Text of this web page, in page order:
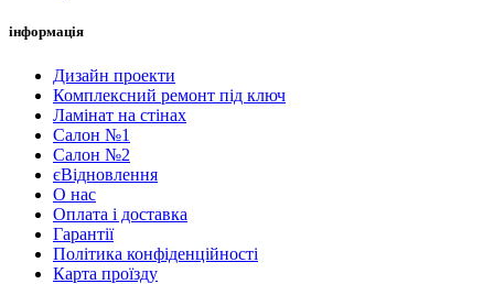
інформація
Дизайн проекти
Комплексний ремонт під ключ
Ламінат на стінах
Салон №1
Салон №2
єВідновлення
О нас
Оплата і доставка
Гарантії
Політика конфіденційності
Карта проїзду